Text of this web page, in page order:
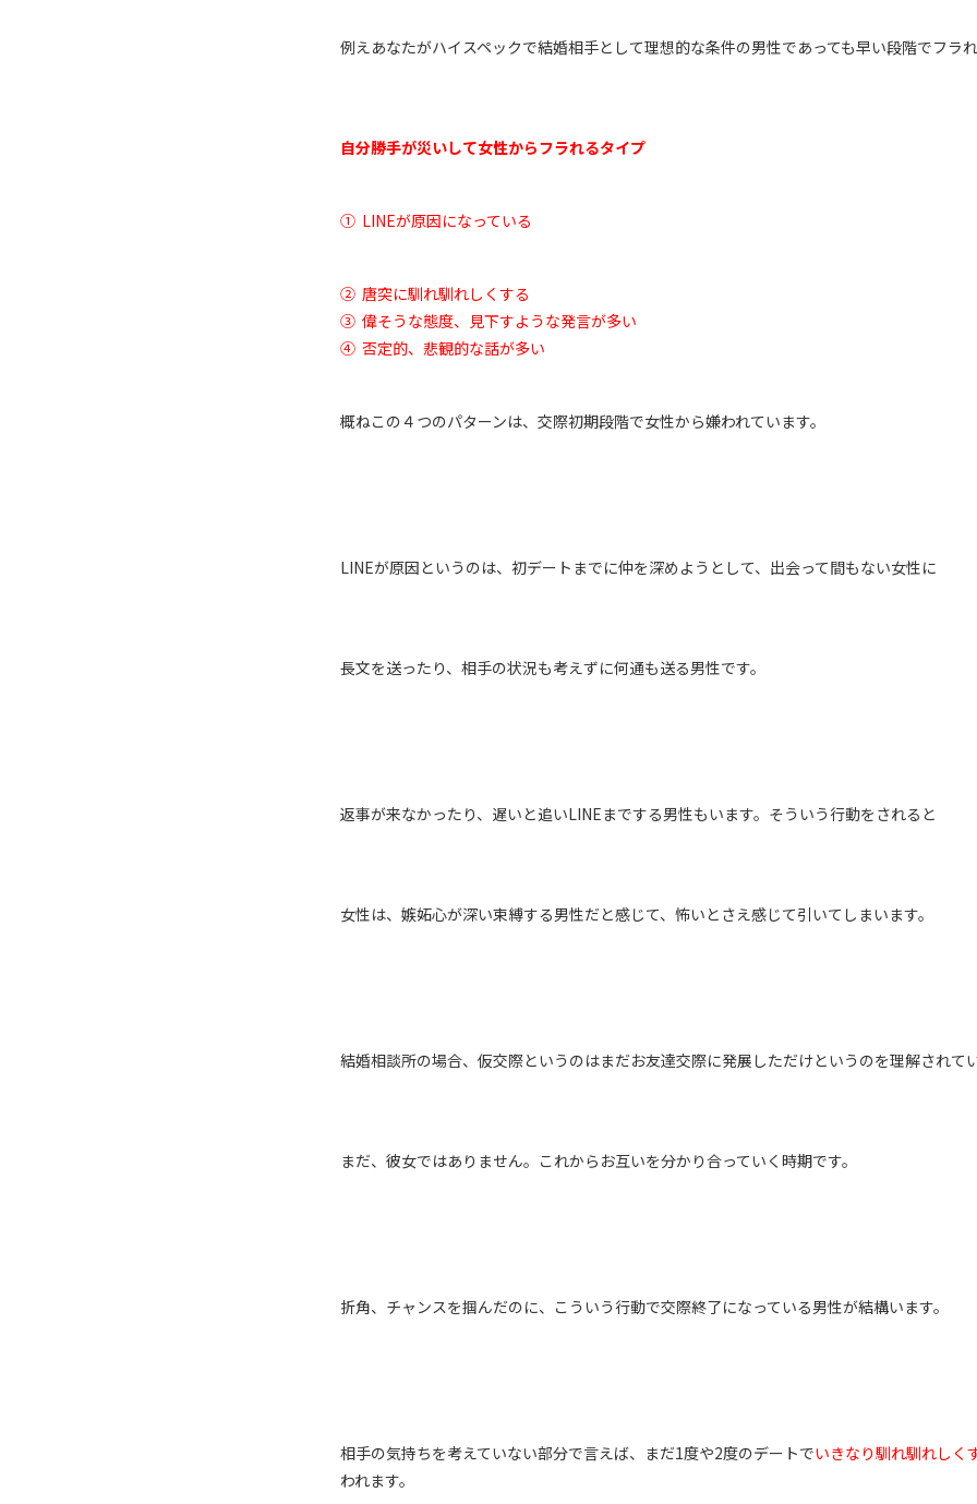
例えあなたがハイスペックで結婚相手として理想的な条件の男性であっても早い段階でフラ
自分勝手が災いして女性からフラれるタイプ
① LINEが原因になっている
② 唐突に馴れ馴れしくする
③ 偉そうな態度、見下すような発言が多い
④ 否定的、悲観的な話が多い
概ねこの４つのパターンは、交際初期段階で女性から嫌われています。
LINEが原因というのは、初デートまでに仲を深めようとして、出会って間もない女性に
長文を送ったり、相手の状況も考えずに何通も送る男性です。
返事が来なかったり、遅いと追いLINEまでする男性もいます。そういう行動をされると
女性は、嫉妬心が深い束縛する男性だと感じて、怖いとさえ感じて引いてしまいます。
結婚相談所の場合、仮交際というのはまだお友達交際に発展しただけというのを理解されて
まだ、彼女ではありません。これからお互いを分かり合っていく時期です。
折角、チャンスを掴んだのに、こういう行動で交際終了になっている男性が結構います。
相手の気持ちを考えていない部分で言えば、まだ1度や2度のデートでいきなり馴れ馴れしく
われます。